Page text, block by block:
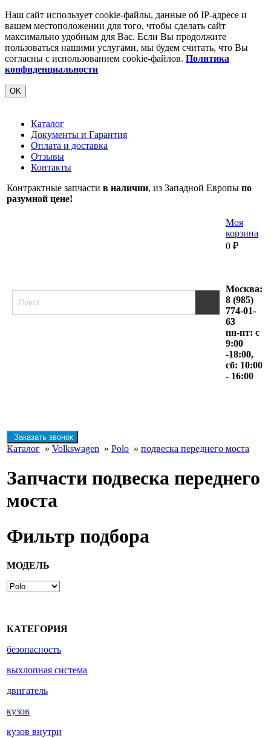
Наш сайт использует cookie-файлы, данные об IP-адресе и
вашем местоположении для того, чтобы сделать сайт
максимально удобным для Вас. Если Вы продолжите
пользоваться нашими услугами, мы будем считать, что Вы
согласны с использованием cookie-файлов. Политика
конфиденциальности
OK
Каталог
Документы и Гарантия
Оплата и доставка
Отзывы
Контакты
Контрактные запчасти в наличии, из Западной Европы по
разумной цене!
Моя
корзина
0 ₽
Москва:
8 (985)
774-01-
63
пн-пт: с
9:00
-18:00,
сб: 10:00
- 16:00
Заказать звонок
Каталог » Volkswagen » Polo » подвеска переднего моста
Запчасти подвеска переднего
моста
Фильтр подбора
МОДЕЛЬ
КАТЕГОРИЯ
безопасность
выхлопная система
двигатель
кузов
кузов внутри